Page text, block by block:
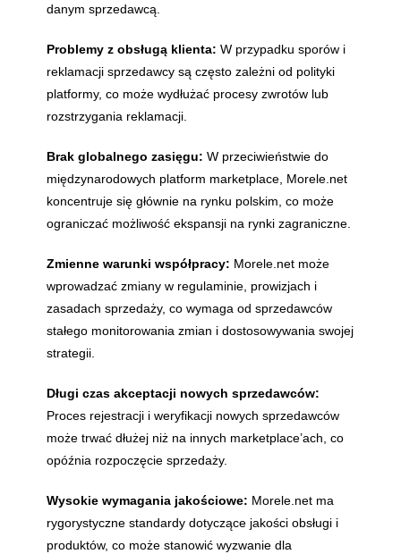
danym sprzedawcą.
Problemy z obsługą klienta: W przypadku sporów i
reklamacji sprzedawcy są często zależni od polityki
platformy, co może wydłużać procesy zwrotów lub
rozstrzygania reklamacji.
Brak globalnego zasięgu: W przeciwieństwie do
międzynarodowych platform marketplace, Morele.net
koncentruje się głównie na rynku polskim, co może
ograniczać możliwość ekspansji na rynki zagraniczne.
Zmienne warunki współpracy: Morele.net może
wprowadzać zmiany w regulaminie, prowizjach i
zasadach sprzedaży, co wymaga od sprzedawców
stałego monitorowania zmian i dostosowywania swojej
strategii.
Długi czas akceptacji nowych sprzedawców:
Proces rejestracji i weryfikacji nowych sprzedawców
może trwać dłużej niż na innych marketplace’ach, co
opóźnia rozpoczęcie sprzedaży.
Wysokie wymagania jakościowe: Morele.net ma
rygorystyczne standardy dotyczące jakości obsługi i
produktów, co może stanowić wyzwanie dla